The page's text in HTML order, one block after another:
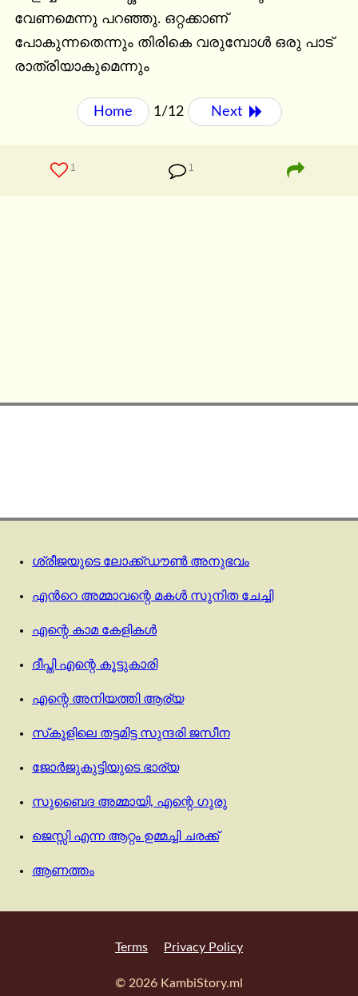
വേണമെന്നു പറഞ്ഞു. ഒറ്റക്കാണ്
പോകുന്നതെന്നും തിരികെ വരുമ്പോൾ ഒരു പാട്
രാത്രിയാകുമെന്നും
Home 1/12 Next
1 1
ശ്രീജയുടെ ലോക്ക്ഡൗൺ അനുഭവം
എൻറെ അമ്മാവന്റെ മകൾ സുനിത ചേച്ചി
എന്റെ കാമ കേളികൾ
ദീപ്തി എന്റെ കൂട്ടുകാരി
എന്റെ അനിയത്തി ആര്യ
സ്‌കൂളിലെ തട്ടമിട്ട സുന്ദരി ജസീന
ജോർജുകുട്ടിയുടെ ഭാര്യ
സുബൈദ അമ്മായി, എന്റെ ഗുരു
ജെസ്സി എന്ന ആറ്റം ഉമ്മച്ചി ചരക്ക്
ആണത്തം
Terms Privacy Policy
© 2026 KambiStory.ml